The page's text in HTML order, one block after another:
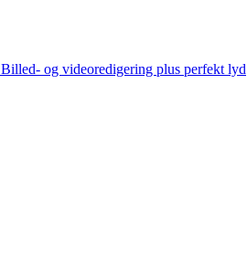
Billed- og videoredigering plus perfekt lyd